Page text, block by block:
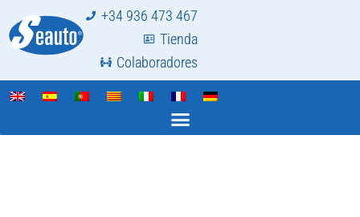
+34 936 473 467
Tienda
Colaboradores